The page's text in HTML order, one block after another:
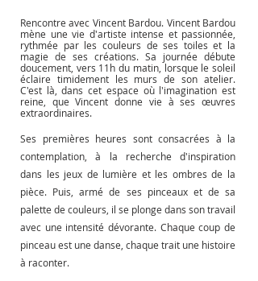
Rencontre avec Vincent Bardou. Vincent Bardou
mène une vie d'artiste intense et passionnée,
rythmée par les couleurs de ses toiles et la
magie de ses créations. Sa journée débute
doucement, vers 11h du matin, lorsque le soleil
éclaire timidement les murs de son atelier.
C'est là, dans cet espace où l'imagination est
reine, que Vincent donne vie à ses œuvres
extraordinaires.
Ses premières heures sont consacrées à la
contemplation, à la recherche d'inspiration
dans les jeux de lumière et les ombres de la
pièce. Puis, armé de ses pinceaux et de sa
palette de couleurs, il se plonge dans son travail
avec une intensité dévorante. Chaque coup de
pinceau est une danse, chaque trait une histoire
à raconter.